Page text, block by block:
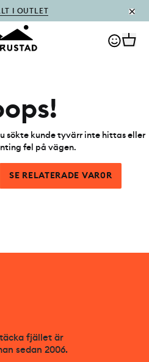
I OUTLET
sökte kunde tyvärr inte hittas eller
fel på vägen.
SE RELATERADE VAR0R
fjället är
sedan 2006.